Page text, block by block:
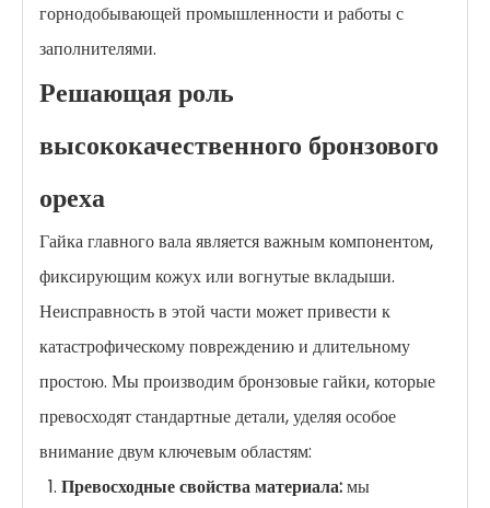
горнодобывающей промышленности и работы с
заполнителями.
Решающая роль
высококачественного бронзового
ореха
Гайка главного вала является важным компонентом,
фиксирующим кожух или вогнутые вкладыши.
Неисправность в этой части может привести к
катастрофическому повреждению и длительному
простою. Мы производим бронзовые гайки, которые
превосходят стандартные детали, уделяя особое
внимание двум ключевым областям:
Превосходные свойства материала:мы